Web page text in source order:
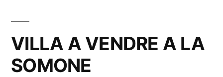
VILLA A VENDRE A LA
SOMONE